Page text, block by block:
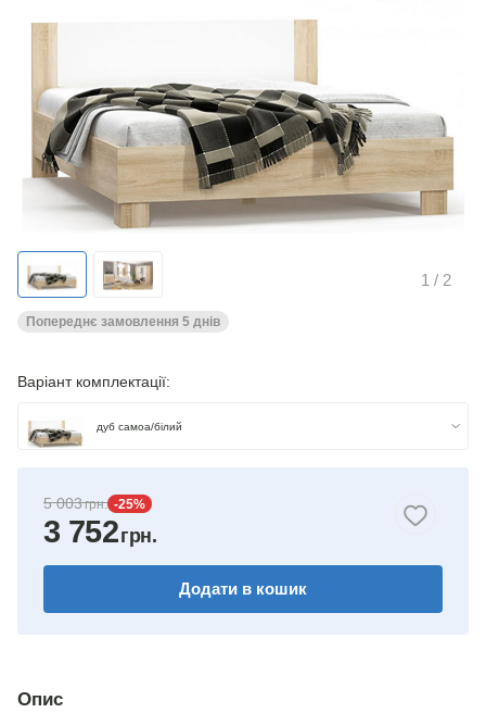
1 / 2
Попереднє замовлення 5 днів
Варіант комплектації:
дуб самоа/білий
5 003 -25%
3 752
Додати в кошик
Опис